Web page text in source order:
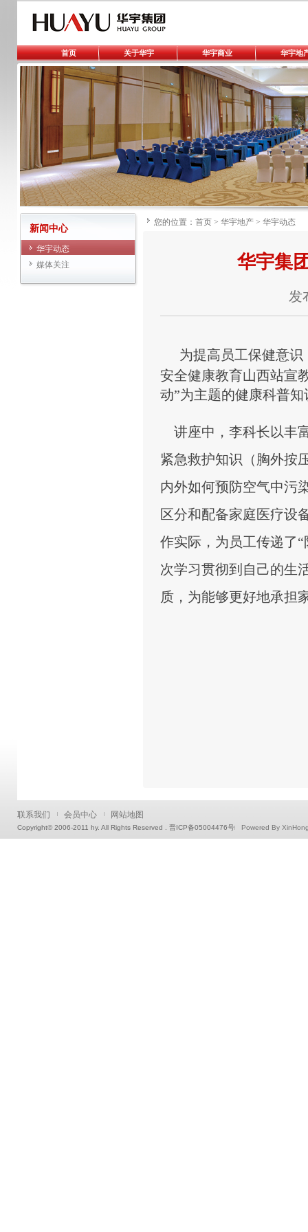
首页 关于华宇 华宇商业 华宇地
新闻中心
华宇动态
媒体关注
您的位置： 首页 > 华宇地产 > 华宇动态
华宇集
发
为提高员工保健意
安全健康教育山西站宣
动”为主题的健康科普知
讲座中，李科长以丰
紧急救护知识（胸外按
内外如何预防空气中污
区分和配备家庭医疗设
作实际，为员工传递了
次学习贯彻到自己的生
质，为能够更好地承担
联系我们 会员中心 网站地图
Copyright© 2006-2011 hy. All Rights Reserved . 晋ICP备05004476号 Powered By